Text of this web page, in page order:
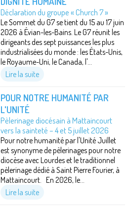
Déclaration du groupe « Church 7 »
Le Sommet du G7 se tient du 15 au 17 juin
2026 à Évian-les-Bains. Le G7 réunit les
dirigeants des sept puissances les plus
industrialisées du monde : les États-Unis,
le Royaume-Uni, le Canada, l'...
Lire la suite
POUR NOTRE HUMANITÉ PAR
L'UNITÉ
Pèlerinage diocésain à Mattaincourt
vers la sainteté – 4 et 5 juillet 2026
Pour notre humanité par l'Unité Juillet
est synonyme de pèlerinages pour notre
diocèse avec Lourdes et le traditionnel
pèlerinage dédié à Saint Pierre Fourier, à
Mattaincourt. En 2026, le...
Lire la suite